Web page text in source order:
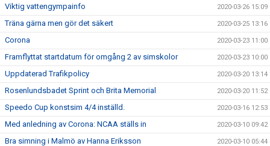
Viktig vattengympainfo 2020-03-26 15:09
Träna gärna men gör det säkert 2020-03-25 13:16
Corona 2020-03-23 11:00
Framflyttat startdatum för omgång 2 av simskolor 2020-03-23 10:00
Uppdaterad Trafikpolicy 2020-03-20 13:14
Rosenlundsbadet Sprint och Brita Memorial 2020-03-20 11:52
Speedo Cup konstsim 4/4 inställd. 2020-03-16 12:53
Med anledning av Corona: NCAA ställs in 2020-03-10 09:42
Bra simning i Malmö av Hanna Eriksson 2020-03-10 05:44